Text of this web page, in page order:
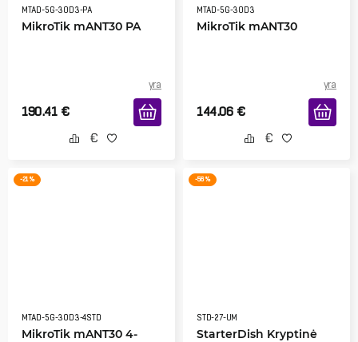
MTAD-5G-30D3-PA
MikroTik mANT30 PA
yra
190.41 €
MTAD-5G-30D3
MikroTik mANT30
yra
144.06 €
-21 %
MTAD-5G-30D3-4STD
MikroTik mANT30 4-
-56 %
STD-27-UM
StarterDish Kryptinė